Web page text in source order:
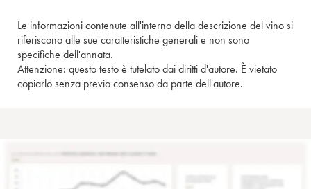
Le informazioni contenute all'interno della descrizione del vino si
riferiscono alle sue caratteristiche generali e non sono
specifiche dell'annata.
Attenzione: questo testo è tutelato dai diritti d'autore. È vietato
copiarlo senza previo consenso da parte dell'autore.